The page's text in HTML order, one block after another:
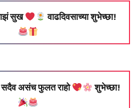
सुख वाढदिवसाच्या शुभेच्छा!
असंच फुलत राहो शुभेच्छा!